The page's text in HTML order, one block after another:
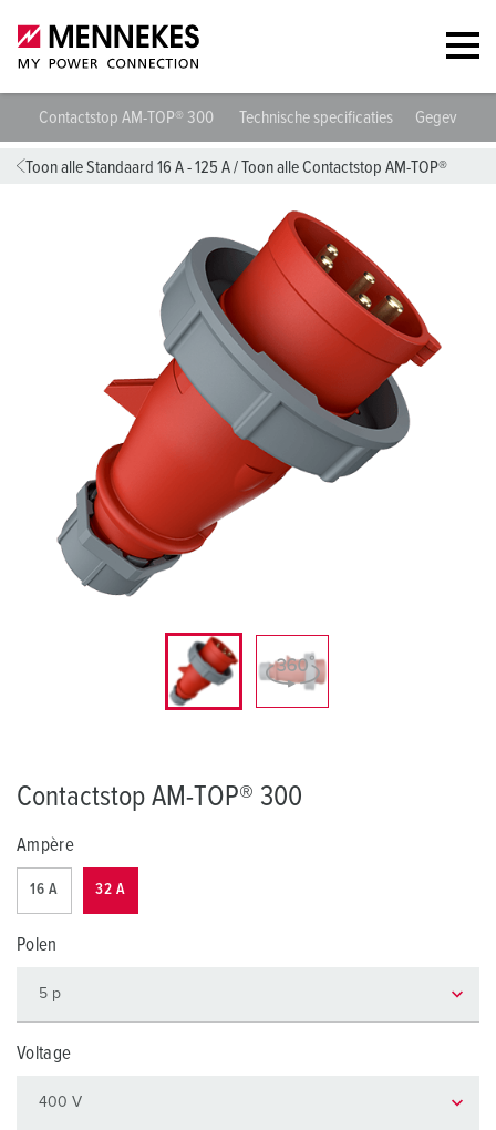
Contactstop AM-TOP® 300 Technische specificaties
Toon alle Standaard 16 A - 125 A/Toon alle Contactstop AM-TOP®
Contactstop AM-TOP® 300
Ampère
16 A 32 A
Polen
Voltage